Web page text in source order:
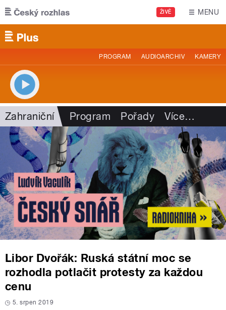
Přejít k hlavnímu obsahu
ŽIVĚ MENU
PROGRAM AUDIOARCHIV KAMERY
Zahraniční Program Pořady Více…
Libor Dvořák: Ruská státní moc se
rozhodla potlačit protesty za každou
cenu
5. srpen 2019